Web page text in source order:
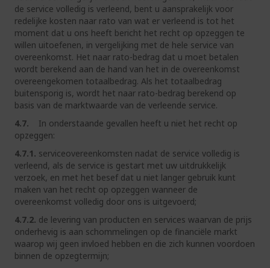
de service volledig is verleend, bent u aansprakelijk voor
redelijke kosten naar rato van wat er verleend is tot het
moment dat u ons heeft bericht het recht op opzeggen te
willen uitoefenen, in vergelijking met de hele service van
overeenkomst. Het naar rato-bedrag dat u moet betalen
wordt berekend aan de hand van het in de overeenkomst
overeengekomen totaalbedrag. Als het totaalbedrag
buitensporig is, wordt het naar rato-bedrag berekend op
basis van de marktwaarde van de verleende service.
4.7.
In onderstaande gevallen heeft u niet het recht op
opzeggen:
4.7.1. serviceovereenkomsten nadat de service volledig is
verleend, als de service is gestart met uw uitdrukkelijk
verzoek, en met het besef dat u niet langer gebruik kunt
maken van het recht op opzeggen wanneer de
overeenkomst volledig door ons is uitgevoerd;
4.7.2. de levering van producten en services waarvan de prijs
onderhevig is aan schommelingen op de financiële markt
waarop wij geen invloed hebben en die zich kunnen voordoen
binnen de opzegtermijn;